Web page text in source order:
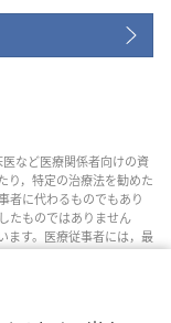
など医療関係者向けの資
り，特定の治療法を勧めた
者に代わるものでもあり
たものではありません
ます。医療従事者には，最
し合い，患者が自分の健
る責任があります。記
，患者によっては受け入